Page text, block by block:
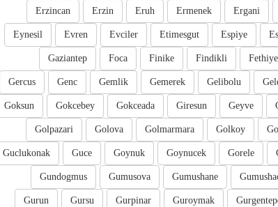
Ergani
Ermenek
Eruh
Erzin
Erzincan
Espiye
Etimesgut
Evciler
Evren
Eynesil
Fethiye
Findikli
Finike
Foca
Gaziantep
Gelibolu
Gemerek
Gemlik
Genc
Gercus
Geyve
Giresun
Gokceada
Gokcebey
Goksun
Golkoy
Golmarmara
Golova
Golpazari
Gorele
Goynucek
Goynuk
Guce
Guclukonak
Gumushane
Gumusova
Gundogmus
Guroymak
Gurpinar
Gursu
Gurun